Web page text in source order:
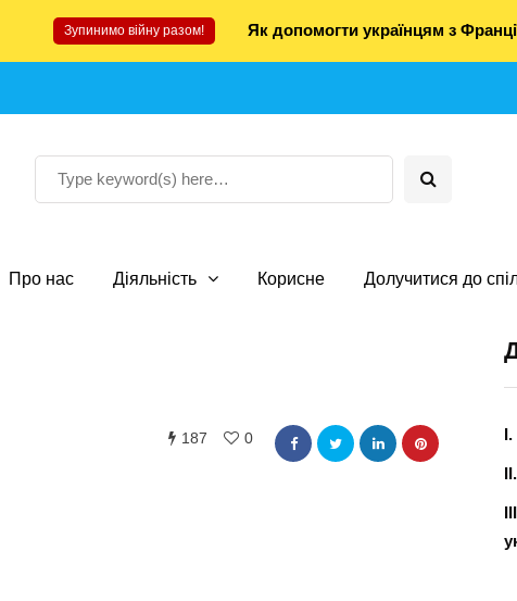
Зупинимо війну разом! Як допомогти українцям з
Про нас Діяльність Корисне Долучитися до
187 0